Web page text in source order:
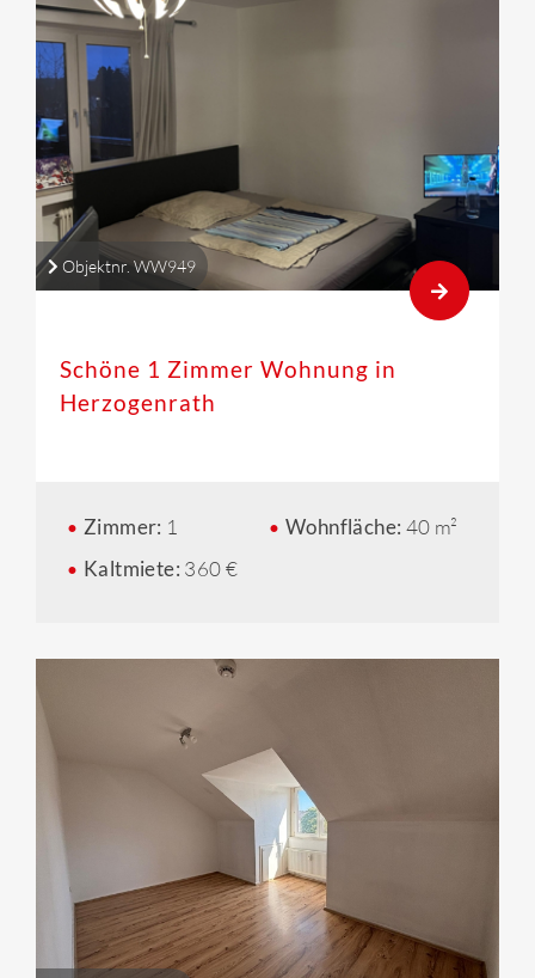
Objektnr. WW949
Schöne 1 Zimmer Wohnung in
Herzogenrath
Zimmer: 1 Wohnfläche: 40 m²
Kaltmiete: 360 €